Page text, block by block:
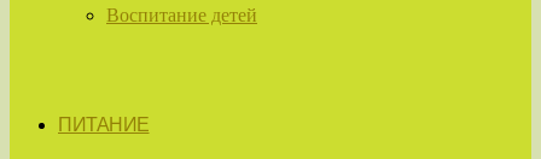
Воспитание детей
ПИТАНИЕ